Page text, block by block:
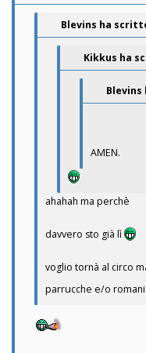
Blevins ha
Kikkus ha
Blevins
AMEN.
ahahah ma perchè
davvero sto già lì
voglio tornà al circo
parrucche e/o